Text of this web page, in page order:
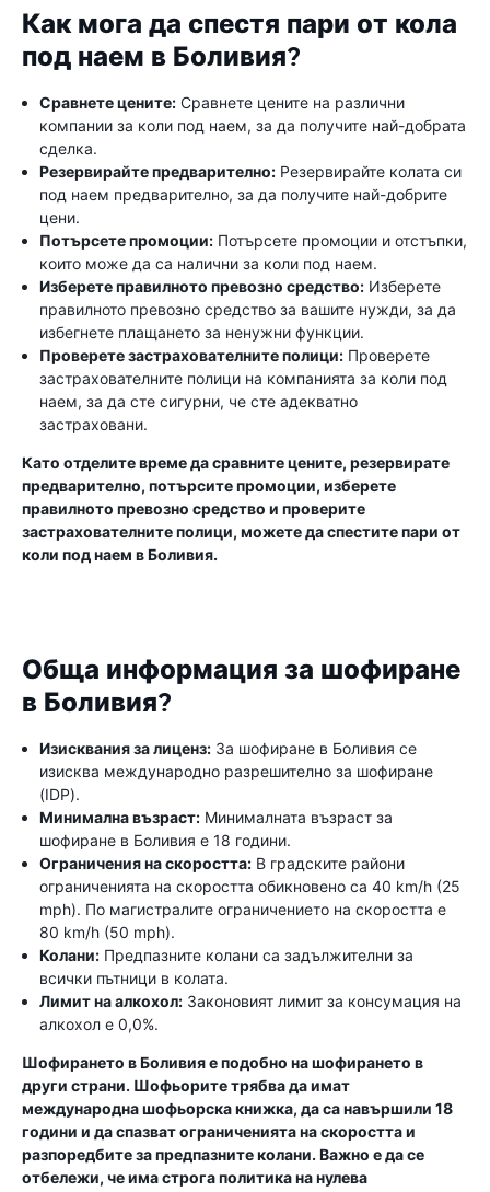
Как мога да спестя пари от кола
под наем в Боливия?
Сравнете цените: Сравнете цените на различни
компании за коли под наем, за да получите най-добрата
сделка.
Резервирайте предварително: Резервирайте колата си
под наем предварително, за да получите най-добрите
цени.
Потърсете промоции: Потърсете промоции и отстъпки,
които може да са налични за коли под наем.
Изберете правилното превозно средство: Изберете
правилното превозно средство за вашите нужди, за да
избегнете плащането за ненужни функции.
Проверете застрахователните полици: Проверете
застрахователните полици на компанията за коли под
наем, за да сте сигурни, че сте адекватно
застраховани.
Като отделите време да сравните цените, резервирате
предварително, потърсите промоции, изберете
правилното превозно средство и проверите
застрахователните полици, можете да спестите пари от
коли под наем в Боливия.
Обща информация за шофиране
в Боливия?
Изисквания за лиценз: За шофиране в Боливия се
изисква международно разрешително за шофиране
(IDP).
Минимална възраст: Минималната възраст за
шофиране в Боливия е 18 години.
Ограничения на скоростта: В градските райони
ограниченията на скоростта обикновено са 40 km/h (25
mph). По магистралите ограничението на скоростта е
80 km/h (50 mph).
Колани: Предпазните колани са задължителни за
всички пътници в колата.
Лимит на алкохол: Законовият лимит за консумация на
алкохол е 0,0%.
Шофирането в Боливия е подобно на шофирането в
други страни. Шофьорите трябва да имат
международна шофьорска книжка, да са навършили 18
години и да спазват ограниченията на скоростта и
разпоредбите за предпазните колани. Важно е да се
отбележи, че има строга политика на нулева